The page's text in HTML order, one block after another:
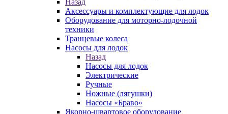
Назад
Аксессуары и комплектующие для лодок
Оборудование для моторно-лодочной
техники
Транцевые колеса
Насосы для лодок
Назад
Насосы для лодок
Электрические
Ручные
Ножные (лягушки)
Насосы «Браво»
Якорно-швартовое оборудование